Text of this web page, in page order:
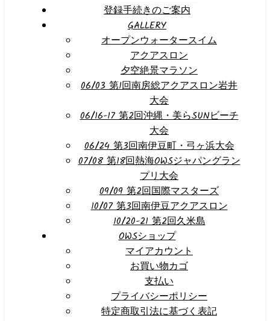
登録手続きのご案内
GALLERY
オープンウォータースイム
アクアスロン
夕空絶景マラソン
06/03 第1回南房総アクアスロン岩井
大会
06/16-17 第2回沖縄・美らSUNビーチ
大会
06/24 第3回南伊豆町・弓ヶ浜大会
07/08 第18回熱海OWSジャパングラン
プリ大会
09/09 第2回国際マスターズ
10/07 第3回南伊豆アクアスロン
10/20-21 第2回久米島
OWSショップ
マイアカウント
お買い物カゴ
支払い
プライバシーポリシー
特定商取引法に基づく表記